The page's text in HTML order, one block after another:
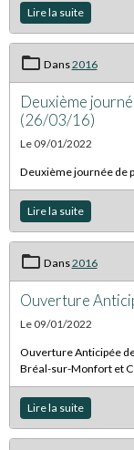
Lire la suite
Dans2016
Deuxième
(26/03/16)
Le 09/01/2022
Deuxième journée de
Lire la suite
Dans2016
Ouverture
Le 09/01/2022
Ouverture Anticipée
Bréal-sur-Monfort et
Lire la suite